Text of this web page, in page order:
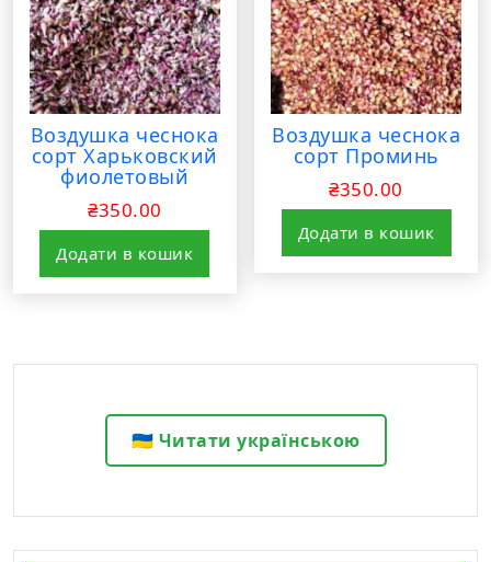
Воздушка чеснока
сорт Харьковский
фиолетовый
₴350.00
Додати в кошик
Воздушка чеснока
сорт Проминь
₴350.00
Додати в кошик
🇺🇦 Читати українською